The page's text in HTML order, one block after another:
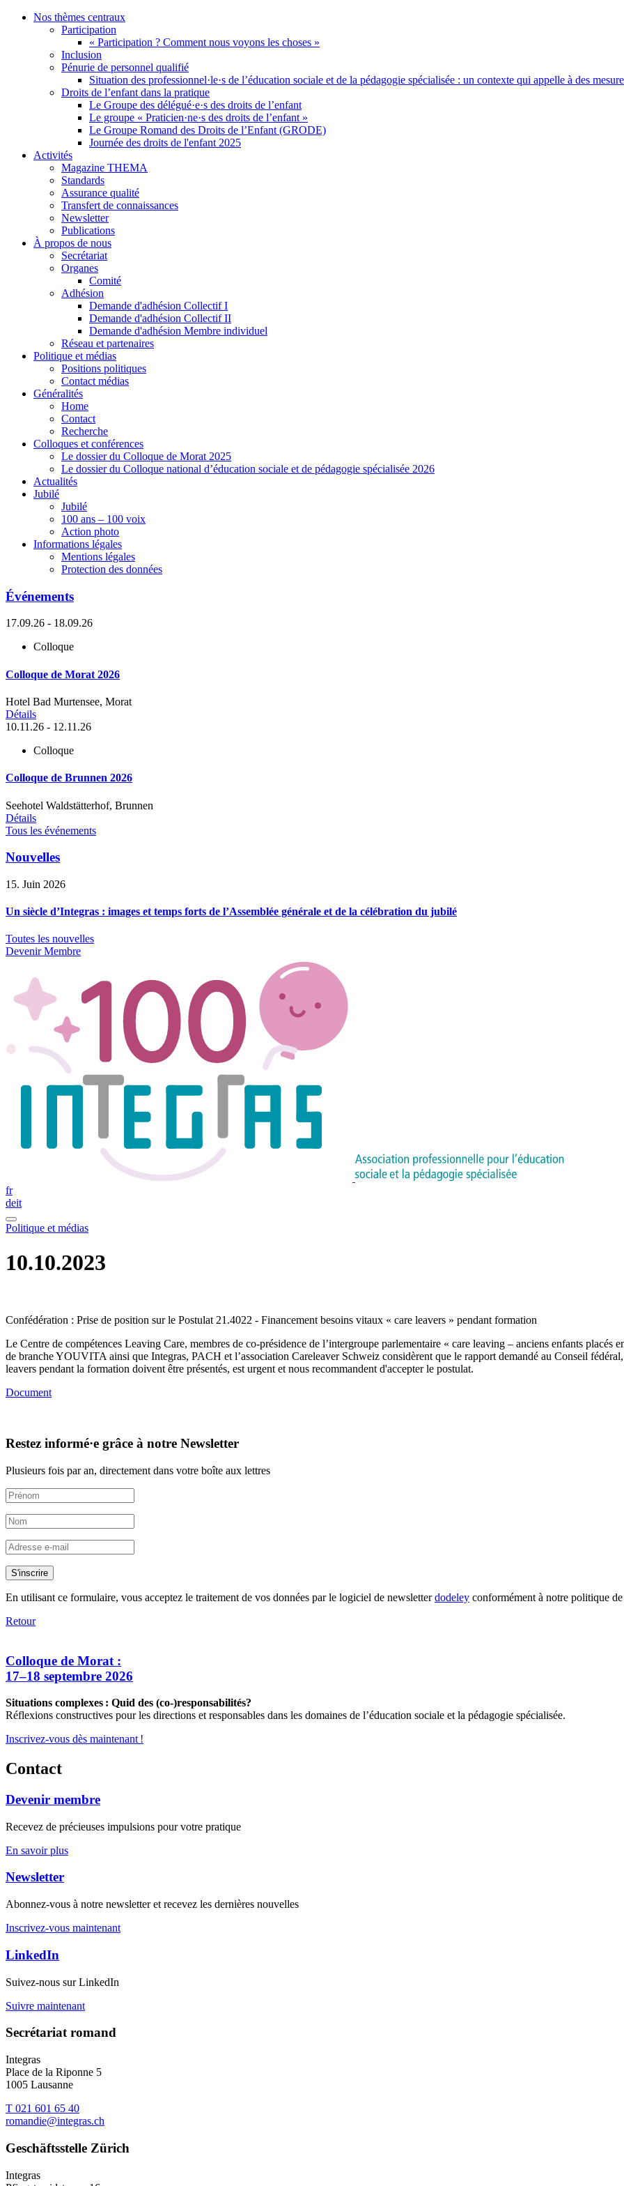
Nos thèmes centraux
Participation
« Participation ? Comment nous voyons les choses »
Inclusion
Pénurie de personnel qualifié
Situation des professionnel·le·s de l’éducation sociale et de la pédagogie spécialisée : un contexte qui appelle à des
Droits de l’enfant dans la pratique
Le Groupe des délégué·e·s des droits de l’enfant
Le groupe « Praticien·ne·s des droits de l’enfant »
Le Groupe Romand des Droits de l’Enfant (GRODE)
Journée des droits de l'enfant 2025
Activités
Magazine THEMA
Standards
Assurance qualité
Transfert de connaissances
Newsletter
Publications
À propos de nous
Secrétariat
Organes
Comité
Adhésion
Demande d'adhésion Collectif I
Demande d'adhésion Collectif II
Demande d'adhésion Membre individuel
Réseau et partenaires
Politique et médias
Positions politiques
Contact médias
Généralités
Home
Contact
Recherche
Colloques et conférences
Le dossier du Colloque de Morat 2025
Le dossier du Colloque national d’éducation sociale et de pédagogie spécialisée 2026
Actualités
Jubilé
Jubilé
100 ans – 100 voix
Action photo
Informations légales
Mentions légales
Protection des données
Événements
17.09.26 - 18.09.26
Colloque
Colloque de Morat 2026
Hotel Bad Murtensee, Morat
Détails
10.11.26 - 12.11.26
Colloque
Colloque de Brunnen 2026
Seehotel Waldstätterhof, Brunnen
Détails
Tous les événements
Nouvelles
15. Juin 2026
Un siècle d’Integras : images et temps forts de l’Assemblée générale et de la célébration du jubilé
Toutes les nouvelles
Devenir Membre
fr
deit
Politique et médias
10.10.2023
Confédération : Prise de position sur le Postulat 21.4022 - Financement besoins vitaux « care leavers » pendant formation
Le Centre de compétences Leaving Care, membres de co-présidence de l’intergroupe parlementaire « care leaving – anciens enfants
de branche YOUVITA ainsi que Integras, PACH et l’association Careleaver Schweiz considèrent que le rapport demandé au Conseil
leavers pendant la formation doivent être présentés, est urgent et nous recommandent d'accepter le postulat.
Document
Restez informé·e grâce à notre Newsletter
Plusieurs fois par an, directement dans votre boîte aux lettres
S'inscrire
En utilisant ce formulaire, vous acceptez le traitement de vos données par le logiciel de newsletterdodeley conformément à notre politique
Retour
Colloque de Morat :
17–18 septembre 2026
Situations complexes : Quid des (co-)responsabilités?
Réflexions constructives pour les directions et responsables dans les domaines de l’éducation sociale et la pédagogie spécialisée.
Inscrivez-vous dès maintenant !
Contact
Devenir membre
Recevez de précieuses impulsions pour votre pratique
En savoir plus
Newsletter
Abonnez-vous à notre newsletter et recevez les dernières nouvelles
Inscrivez-vous maintenant
LinkedIn
Suivez-nous sur LinkedIn
Suivre maintenant
Secrétariat romand
Integras
Place de la Riponne 5
1005 Lausanne
T 021 601 65 40
romandie@integras.ch
Geschäftsstelle Zürich
Integras